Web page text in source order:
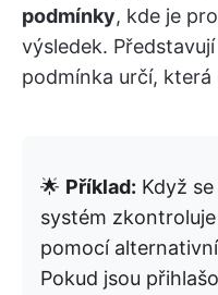
podmínky, kde je
výsledek.
podmínka určí, která
🌟 Příklad: Když
systém
pomocí
Pokud jsou